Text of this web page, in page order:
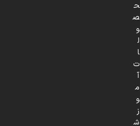
ح
ص
و
ل
ا
ت
آ
م
و
ز
ش